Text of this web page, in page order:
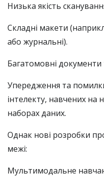
Низька якість
Складні макети
або журнальні).
Багатомовні документи
Упередження та
інтелекту, навчених на
наборах даних.
Однак нові розробки
межі:
Мультимодальне